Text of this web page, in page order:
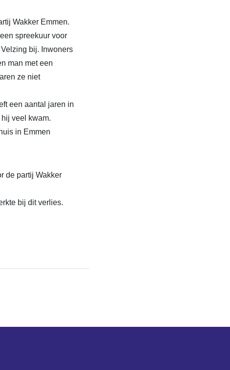
Wakker Emmen.
spreekuur voor
bij. Inwoners
man met een
ze niet
een aantal jaren in
veel kwam.
in Emmen
de partij Wakker
bij dit verlies.